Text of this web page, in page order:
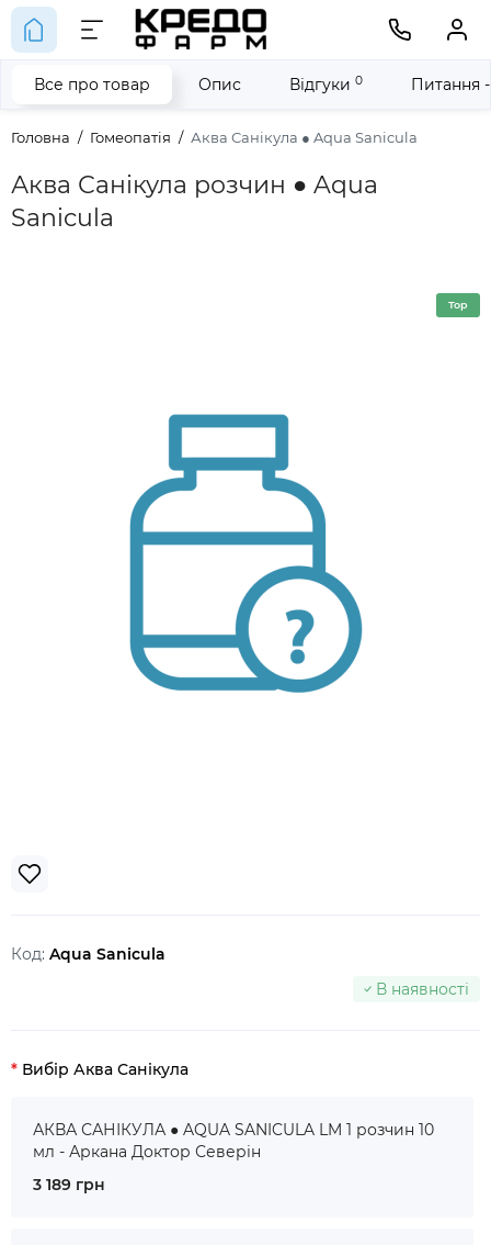
Головна Гомеопатія Аква Санікула ● Aqua Sanicula
Аква Санікула розчин ● Aqua
Sanicula
Все про товар Опис Відгуки 0 Питання
Top
Код: Aqua Sanicula
В наявності
Вибір Аква Санікула
АКВА САНІКУЛА ● AQUA SANICULA LM 1 розчин 10
мл - Аркана Доктор Северін
3 189 грн